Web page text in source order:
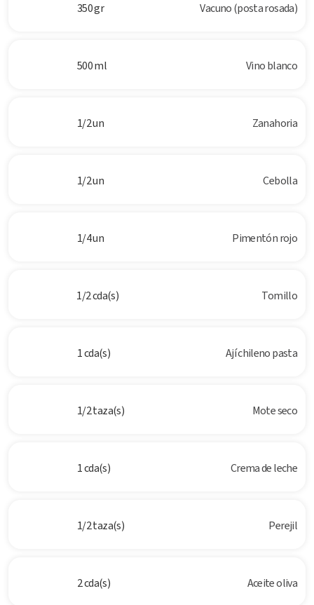
350 gr Vacuno (posta rosada)
500 ml Vino blanco
1/2 un Zanahoria
1/2 un Cebolla
1/4 un Pimentón rojo
1/2 cda(s) Tomillo
1 cda(s) Ají chileno pasta
1/2 taza(s) Mote seco
1 cda(s) Crema de leche
1/2 taza(s) Perejil
2 cda(s) Aceite oliva